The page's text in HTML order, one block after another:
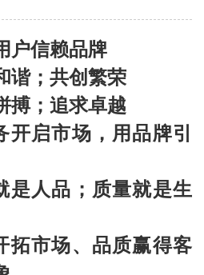
户信赖品牌
谐；共创繁荣
搏；追求卓越
启市场，用品牌引
是人品；质量就是生
拓市场、品质赢得客